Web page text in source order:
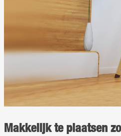
Makkelijk te plaatsen